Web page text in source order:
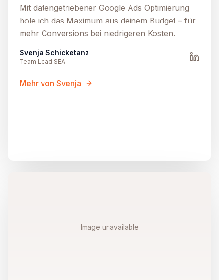
Mit datengetriebener Google Ads Optimierung
hole ich das Maximum aus deinem Budget – für
mehr Conversions bei niedrigeren Kosten.
Svenja Schicketanz
Team Lead SEA
Mehr von Svenja
Image unavailable